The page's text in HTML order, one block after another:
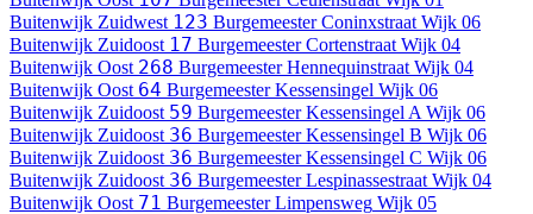
Buitenwijk Zuidwest 123 Burgemeester Coninxstraat Wijk 06
Buitenwijk Zuidoost 17 Burgemeester Cortenstraat Wijk 04
Buitenwijk Oost 268 Burgemeester Hennequinstraat Wijk 04
Buitenwijk Oost 64 Burgemeester Kessensingel Wijk 06
Buitenwijk Zuidoost 59 Burgemeester Kessensingel A Wijk 06
Buitenwijk Zuidoost 36 Burgemeester Kessensingel B Wijk 06
Buitenwijk Zuidoost 36 Burgemeester Kessensingel C Wijk 06
Buitenwijk Zuidoost 36 Burgemeester Lespinassestraat Wijk 04
Buitenwijk Oost 71 Burgemeester Limpensweg Wijk 05